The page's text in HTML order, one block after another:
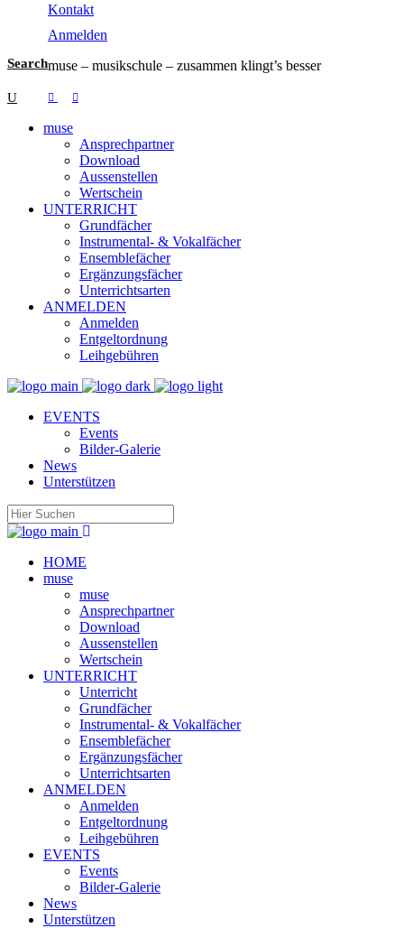
Kontakt
Anmelden
muse – musikschule – zusammen klingt’s besser
Search
muse
Ansprechpartner
Download
Aussenstellen
Wertschein
UNTERRICHT
Grundfächer
Instrumental- & Vokalfächer
Ensemblefächer
Ergänzungsfächer
Unterrichtsarten
ANMELDEN
Anmelden
Entgeltordnung
Leihgebühren
EVENTS
Events
Bilder-Galerie
News
Unterstützen
HOME
muse
muse
Ansprechpartner
Download
Aussenstellen
Wertschein
UNTERRICHT
Unterricht
Grundfächer
Instrumental- & Vokalfächer
Ensemblefächer
Ergänzungsfächer
Unterrichtsarten
ANMELDEN
Anmelden
Entgeltordnung
Leihgebühren
EVENTS
Events
Bilder-Galerie
News
Unterstützen